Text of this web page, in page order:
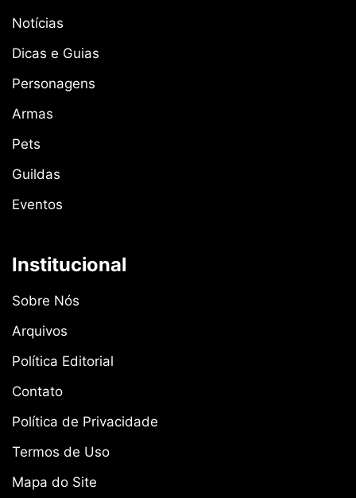
Notícias
Dicas e Guias
Personagens
Armas
Pets
Guildas
Eventos
Institucional
Sobre Nós
Arquivos
Política Editorial
Contato
Política de Privacidade
Termos de Uso
Mapa do Site